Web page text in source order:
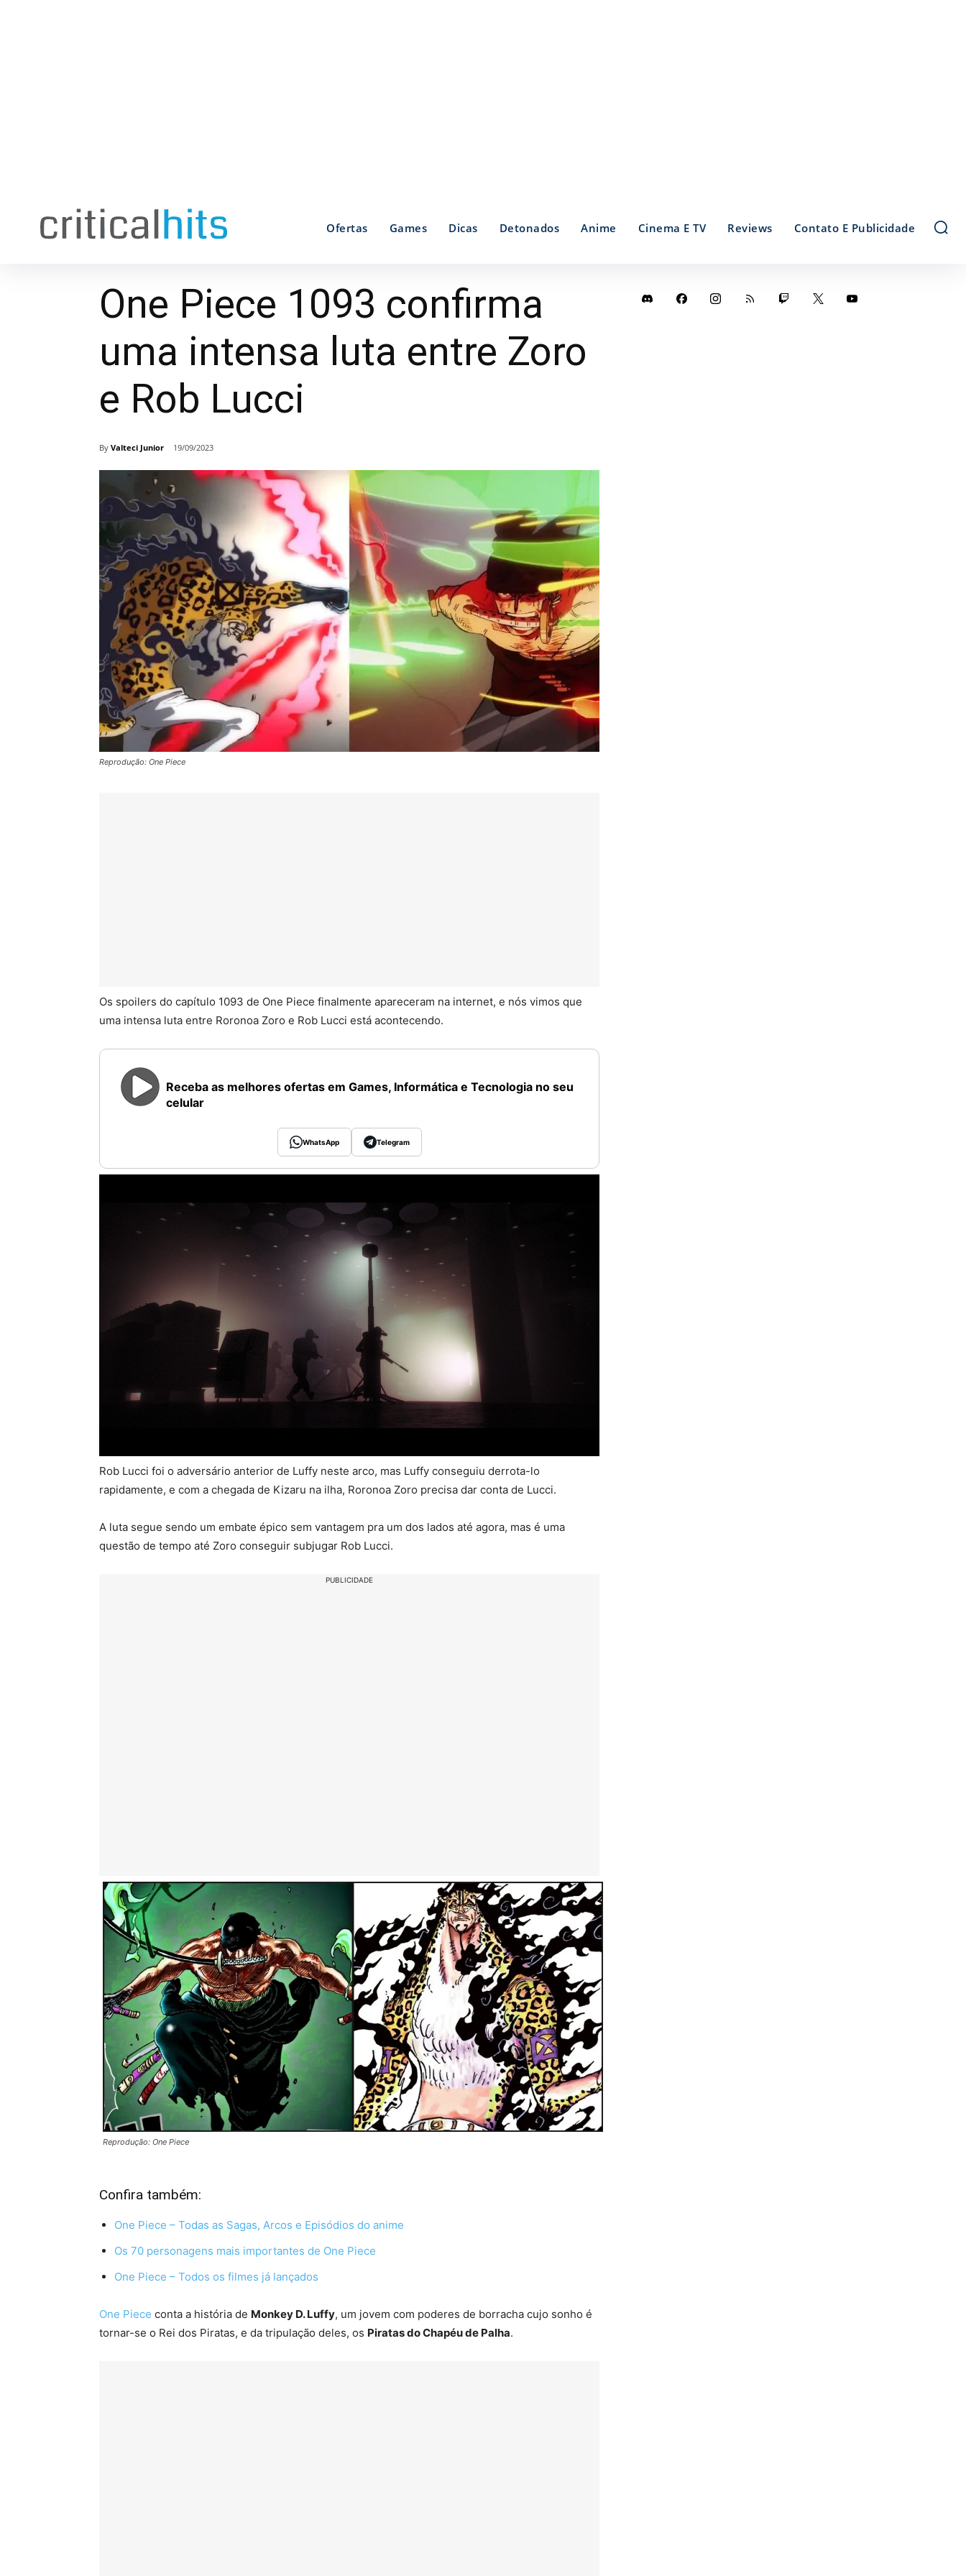
Ofertas Games Dicas Detonados Anime Cinema E TV Reviews Contato E Publicidade
One Piece 1093 confirma
uma intensa luta entre Zoro
e Rob Lucci
By Valteci Junior 19/09/2023
Reprodução: One Piece
Os spoilers do capítulo 1093 de One Piece finalmente apareceram na internet, e nós vimos que
uma intensa luta entre Roronoa Zoro e Rob Lucci está acontecendo.
Receba as melhores ofertas em Games, Informática e Tecnologia no seu
celular
WhatsApp Telegram
Rob Lucci foi o adversário anterior de Luffy neste arco, mas Luffy conseguiu derrota-lo
rapidamente, e com a chegada de Kizaru na ilha, Roronoa Zoro precisa dar conta de Lucci.
A luta segue sendo um embate épico sem vantagem pra um dos lados até agora, mas é uma
questão de tempo até Zoro conseguir subjugar Rob Lucci.
PUBLICIDADE
Reprodução: One Piece
Confira também:
One Piece – Todas as Sagas, Arcos e Episódios do anime
Os 70 personagens mais importantes de One Piece
One Piece – Todos os filmes já lançados
One Piece conta a história de Monkey D. Luffy, um jovem com poderes de borracha cujo sonho é
tornar-se o Rei dos Piratas, e da tripulação deles, os Piratas do Chapéu de Palha.